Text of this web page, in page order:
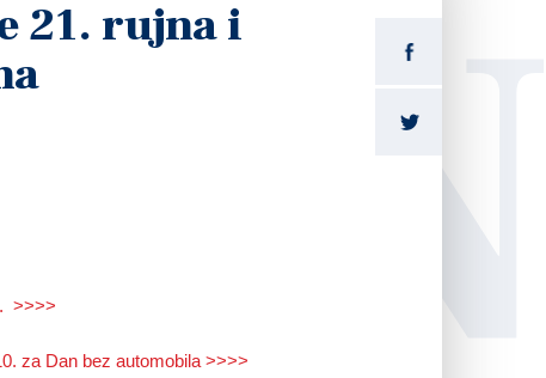
21. rujna i
>>>>
za Dan bez automobila >>>>